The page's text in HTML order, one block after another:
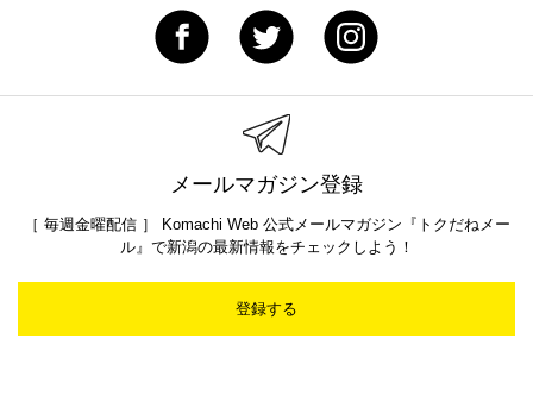
メールマガジン登録
［ 毎週金曜配信 ］ Komachi Web 公式メールマガジン『トクだねメー
ル』で新潟の最新情報をチェックしよう！
登録する